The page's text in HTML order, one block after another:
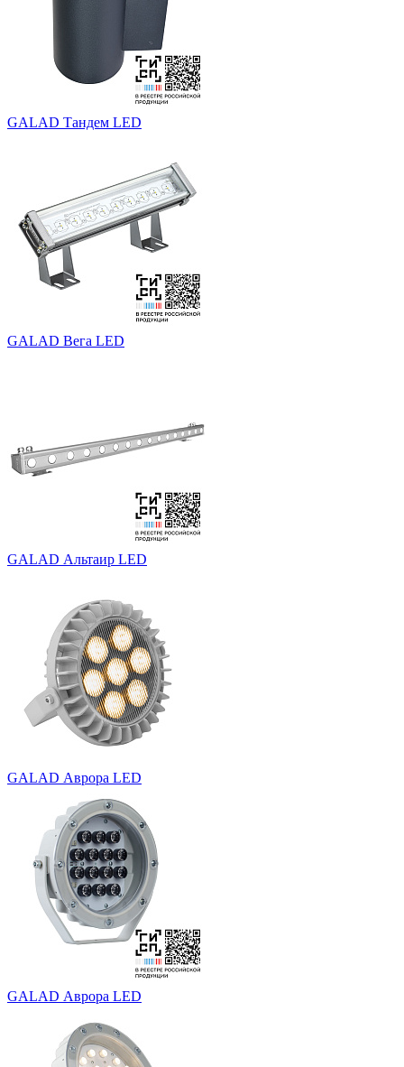
GALAD Тандем LED
GALAD Вега LED
GALAD Альтаир LED
GALAD Аврора LED
GALAD Аврора LED